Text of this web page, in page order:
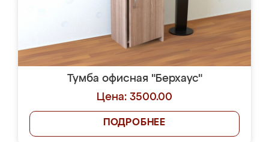
Тумба офисная "Берхаус"
Цена: 3500.00
ПОДРОБНЕЕ